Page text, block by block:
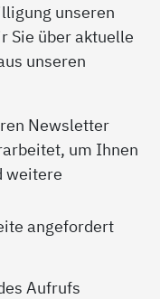
unseren
Sie über aktuelle
unseren
Newsletter
um Ihnen
weitere
angefordert
Aufrufs